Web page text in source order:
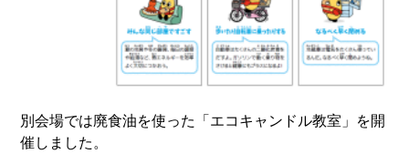
別会場では廃食油を使った「エコキャンドル教室」を開
催しました。